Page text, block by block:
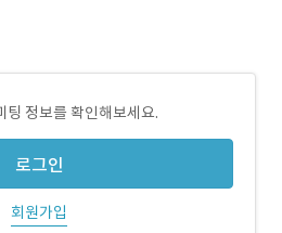
팅 정보를 확인해보세요.
로그인
회원가입